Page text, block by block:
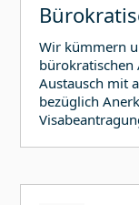
Wir kümmern
bürokratischen
Austausch mit
bezüglich